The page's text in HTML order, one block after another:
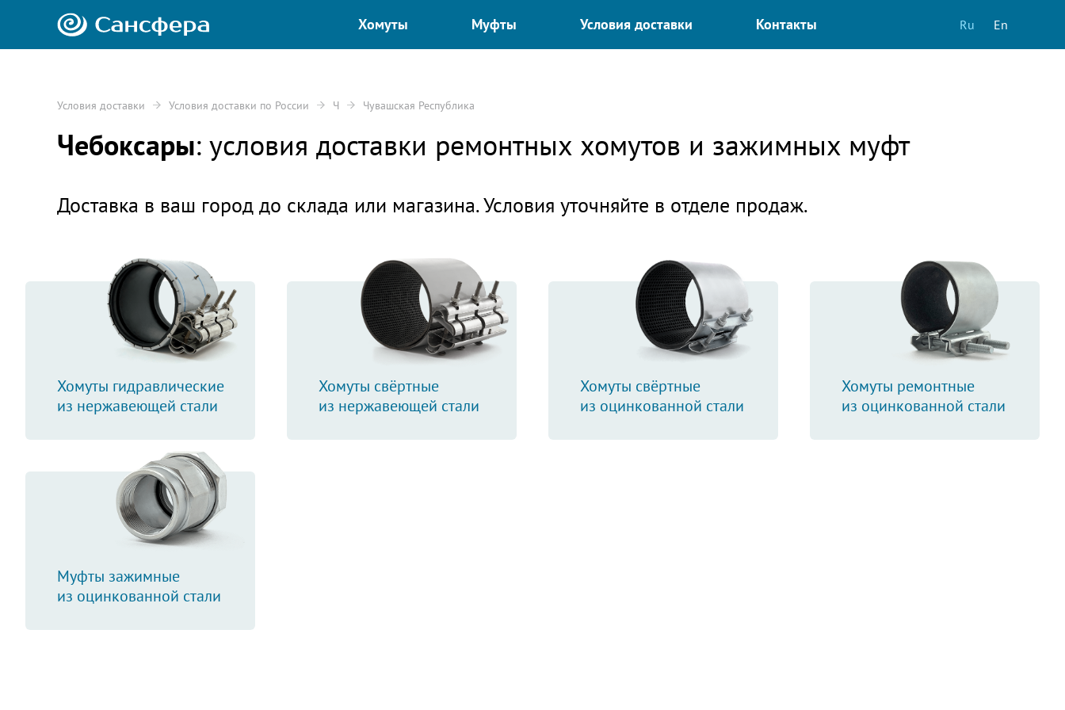
Ru En
Хомуты Муфты Условия доставки Контакты
Условия доставки Условия доставки по России Ч Чувашская Республика
Чебоксары: условия доставки ремонтных хомутов и зажимных муфт
Доставка в ваш город до склада или магазина. Условия уточняйте в отделе продаж.
Хомуты гидравлические
из нержавеющей стали
Хомуты свёртные
из нержавеющей стали
Хомуты свёртные
из оцинкованной стали
Хомуты ремонтные
из оцинкованной стали
Муфты зажимные
из оцинкованной стали